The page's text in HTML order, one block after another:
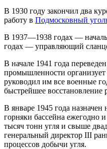
В 1930 году закончил два
работу в Подмосковный
В 1937—1938 годах —
годах — управляющий
В начале 1941 года
промышленности
руководил им все военные
быстрейшее
В январе 1945 года
горняки бассейна ежегодно
тысяч тонн угля и свыше
генеральный директор III
процессов добычи угля.